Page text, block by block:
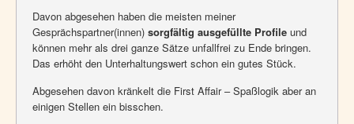
Davon abgesehen haben die meisten meiner
Gesprächspartner(innen) sorgfältig ausgefüllte Profile und
können mehr als drei ganze Sätze unfallfrei zu Ende bringen.
Das erhöht den Unterhaltungswert schon ein gutes Stück.
Abgesehen davon kränkelt die First Affair – Spaßlogik aber an
einigen Stellen ein bisschen.